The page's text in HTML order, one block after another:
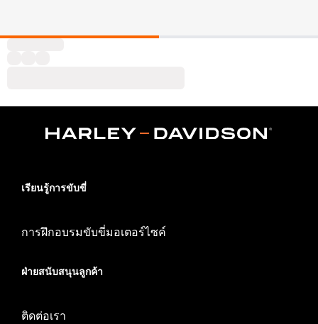
เรียนรู้การขับขี่
การฝึกอบรมขับขี่มอเตอร์ไซค์
ฝ่ายสนับสนุนลูกค้า
ติดต่อเรา